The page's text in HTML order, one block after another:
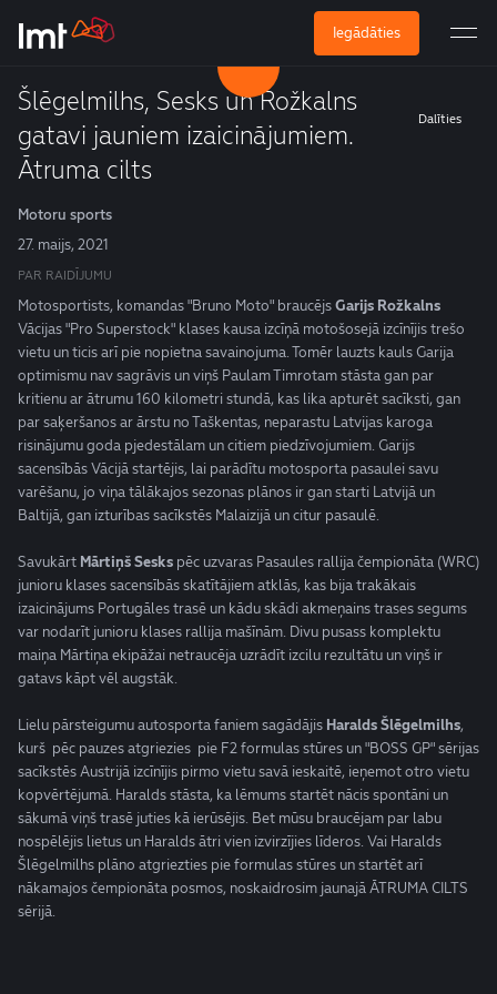
Iegādāties
Šlēgelmilhs, Sesks un Rožkalns
gatavi jauniem izaicinājumiem.
Ātruma cilts
Dalīties
Motoru sports
27. maijs, 2021
PAR RAIDĪJUMU
Motosportists, komandas "Bruno Moto" braucējsGarijs Rožkalns
Vācijas "Pro Superstock" klases kausa izcīņā motošosejā izcīnījis trešo
vietu un ticis arī pie nopietna savainojuma. Tomēr lauzts kauls Garija
optimismu nav sagrāvis un viņš Paulam Timrotam stāsta gan par
kritienu ar ātrumu 160 kilometri stundā, kas lika apturēt sacīksti, gan
par saķeršanos ar ārstu no Taškentas, neparastu Latvijas karoga
risinājumu goda pjedestālam un citiem piedzīvojumiem. Garijs
sacensībās Vācijā startējis, lai parādītu motosporta pasaulei savu
varēšanu, jo viņa tālākajos sezonas plānos ir gan starti Latvijā un
Baltijā, gan izturības sacīkstēs Malaizijā un citur pasaulē.
Savukārt Mārtiņš Sesks pēc uzvaras Pasaules rallija čempionāta (WRC)
junioru klases sacensībās skatītājiem atklās, kas bija trakākais
izaicinājums Portugāles trasē un kādu skādi akmeņains trases segums
var nodarīt junioru klases rallija mašīnām. Divu pusass komplektu
maiņa Mārtiņa ekipāžai netraucēja uzrādīt izcilu rezultātu un viņš ir
gatavs kāpt vēl augstāk.
Lielu pārsteigumu autosporta faniem sagādājis Haralds Šlēgelmilhs,
kurš pēc pauzes atgriezies pie F2 formulas stūres un "BOSS GP" sērijas
sacīkstēs Austrijā izcīnījis pirmo vietu savā ieskaitē, ieņemot otro vietu
kopvērtējumā. Haralds stāsta, ka lēmums startēt nācis spontāni un
sākumā viņš trasē juties kā ierūsējis. Bet mūsu braucējam par labu
nospēlējis lietus un Haralds ātri vien izvirzījies līderos. Vai Haralds
Šlēgelmilhs plāno atgriezties pie formulas stūres un startēt arī
nākamajos čempionāta posmos, noskaidrosim jaunajā ĀTRUMA CILTS
sērijā.